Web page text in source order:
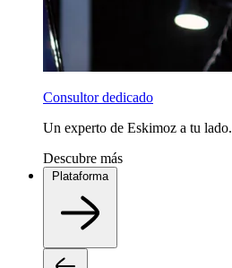
Consultor dedicado
Un experto de Eskimoz a tu lado.
Descubre más
Plataforma